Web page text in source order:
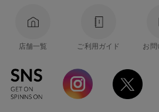
店舗一覧 ご利用ガイド お問